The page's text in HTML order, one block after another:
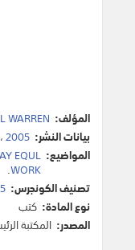
المؤلف: WARREN
بيانات النشر:
،2005
المواضيع: EQUL
WORK
.
تصنيف الكونجرس:
نوع المادة: كتب
المصدر: المكتبة